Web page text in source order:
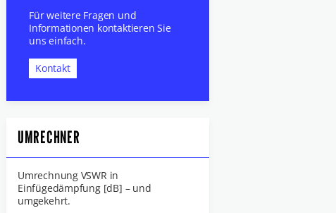
Für weitere Fragen und
Informationen kontaktieren Sie
uns einfach.
Kontakt
UMRECHNER
Umrechnung VSWR in
Einfügedämpfung [dB] – und
umgekehrt.